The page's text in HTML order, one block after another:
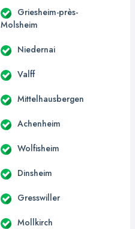
Griesheim-près-
Molsheim
Niedernai
Valff
Mittelhausbergen
Achenheim
Wolfisheim
Dinsheim
Gresswiller
Mollkirch